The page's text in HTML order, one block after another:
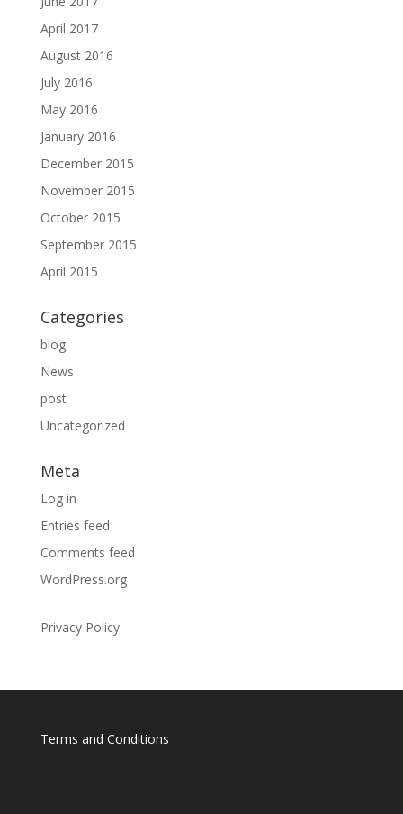
April 2017
August 2016
July 2016
May 2016
January 2016
December 2015
November 2015
October 2015
September 2015
April 2015
Categories
blog
News
post
Uncategorized
Meta
Log in
Entries feed
Comments feed
WordPress.org
Privacy Policy
Terms and Conditions